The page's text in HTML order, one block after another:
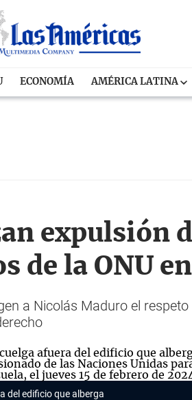
ECONOMÍA AMÉRICA LATINA
expulsión
de la ONU
a Nicolás Maduro el
del edificio que alberga